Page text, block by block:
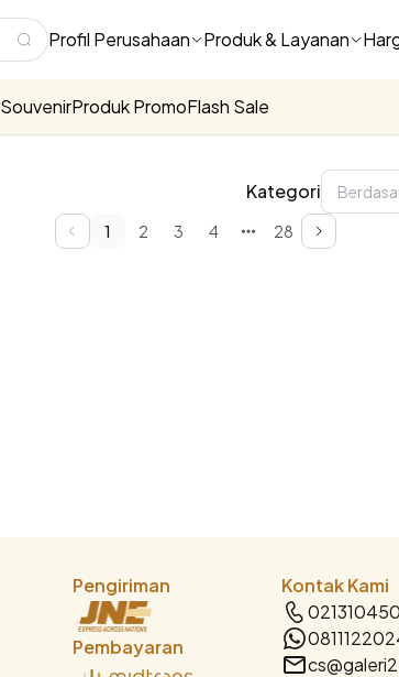
Profil Perusahaan Produk & Layanan
SouvenirProduk PromoFlash Sale
Kategori
1 2 3 4 28
Pengiriman
Pembayaran
Kontak Kami